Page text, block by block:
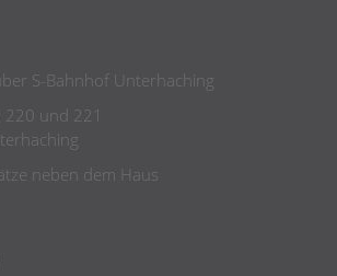
S-Bahnhof Unterhaching
220 und 221
neben dem Haus